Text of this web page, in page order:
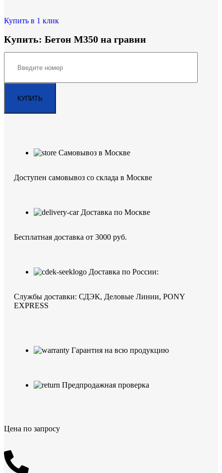
Купить в 1 клик
Купить: Бетон М350 на гравии
Самовывоз в Москве
Доступен самовывоз со склада в Москве
Доставка по Москве
Бесплатная доставка от 3000 руб.
Доставка по России:
Службы доставки: СДЭК, Деловые Линии, PONY
EXPRESS
Гарантия на всю продукцию
Предпродажная проверка
Цена по запросу